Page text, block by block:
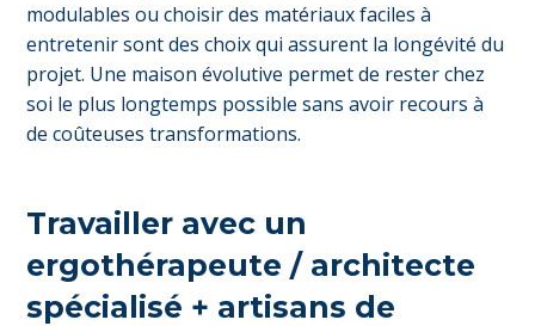
modulables ou choisir des matériaux faciles à
entretenir sont des choix qui assurent la longévité du
projet. Une maison évolutive permet de rester chez
soi le plus longtemps possible sans avoir recours à
de coûteuses transformations.
Travailler avec un
ergothérapeute / architecte
spécialisé + artisans de